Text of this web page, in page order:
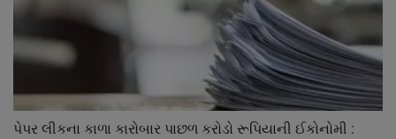
પેપર લીકના કાળા કારોબાર પાછળ કરોડો રૂપિયાની ઈકોનોમી :